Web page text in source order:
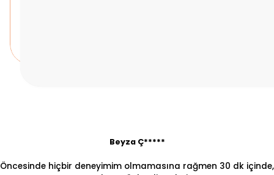
Beyza Ç*****
Öncesinde hiçbir deneyimim olmamasına rağmen 30 dk içinde,